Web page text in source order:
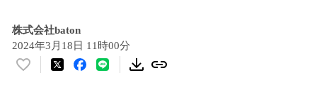
株式会社baton
2024年3月18日 11時00分
い